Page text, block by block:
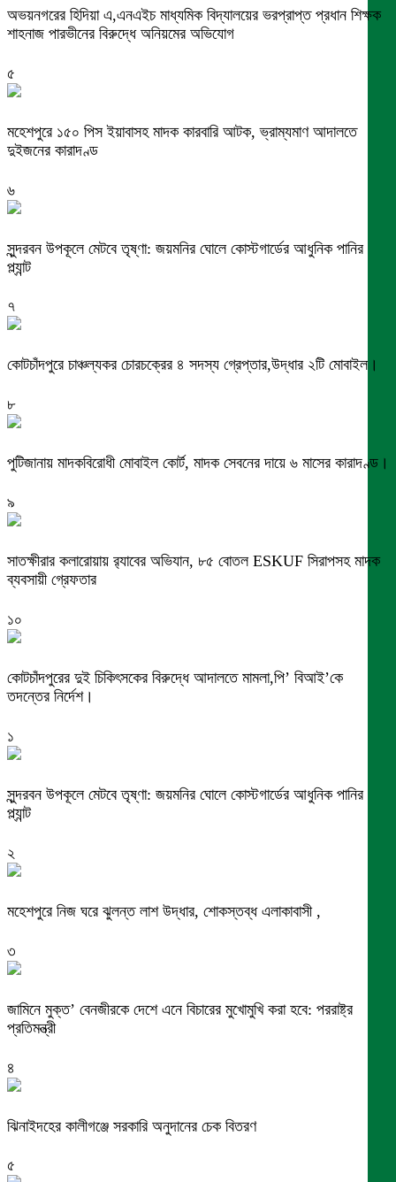
অভয়নগরের হিদিয়া এ,এনএইচ মাধ্যমিক বিদ্যালয়ের ভরপ্রাপ্ত প্রধান শিক্ষক
শাহনাজ পারভীনের বিরুদ্ধে অনিয়মের অভিযোগ
৫
মহেশপুরে ১৫০ পিস ইয়াবাসহ মাদক কারবারি আটক, ভ্রাম্যমাণ আদালতে
দুইজনের কারাদণ্ড
৬
সুন্দরবন উপকূলে মেটবে তৃষ্ণা: জয়মনির ঘোলে কোস্টগার্ডের আধুনিক পানির
প্ল্যান্ট
৭
কোটচাঁদপুরে চাঞ্চল্যকর চোরচক্রের ৪ সদস্য গ্রেপ্তার,উদ্ধার ২টি মোবাইল।
৮
পুটিজানায় মাদকবিরোধী মোবাইল কোর্ট, মাদক সেবনের দায়ে ৬ মাসের কারাদণ্ড।
৯
সাতক্ষীরার কলারোয়ায় র‍্যাবের অভিযান, ৮৫ বোতল ESKUF সিরাপসহ মাদক
ব্যবসায়ী গ্রেফতার
১০
কোটচাঁদপুরের দুই চিকিৎসকের বিরুদ্ধে আদালতে মামলা,পি’ বিআই’কে
তদন্তের নির্দেশ।
১
সুন্দরবন উপকূলে মেটবে তৃষ্ণা: জয়মনির ঘোলে কোস্টগার্ডের আধুনিক পানির
প্ল্যান্ট
২
মহেশপুরে নিজ ঘরে ঝুলন্ত লাশ উদ্ধার, শোকস্তব্ধ এলাকাবাসী ,
৩
জামিনে মুক্ত’ বেনজীরকে দেশে এনে বিচারের মুখোমুখি করা হবে: পররাষ্ট্র
প্রতিমন্ত্রী
৪
ঝিনাইদহের কালীগঞ্জে সরকারি অনুদানের চেক বিতরণ
৫